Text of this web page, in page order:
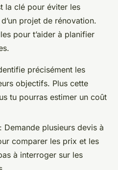
la clé pour éviter les
projet de rénovation.
pour t’aider à planifier
précisément les
objectifs. Plus cette
tu pourras estimer un coût
: Demande plusieurs devis à
comparer les prix et les
à interroger sur les